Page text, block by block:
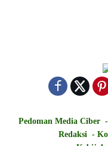
Pedoman Media Ciber
Redaksi